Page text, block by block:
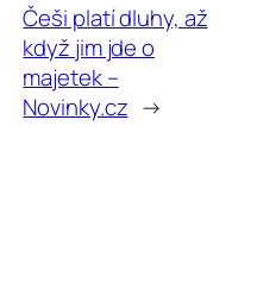
Češi platí dluhy, až
když jim jde o
majetek –
Novinky.cz →